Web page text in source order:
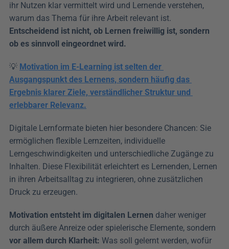
ihr Nutzen klar vermittelt wird und Lernende verstehen,
Entscheidend ist nicht, ob Lernen freiwillig ist, sondern
ob es sinnvoll eingeordnet wird.
💡 Motivation im E-Learning ist selten der
Ausgangspunkt des Lernens, sondern häufig das
Ergebnis klarer Ziele, verständlicher Struktur und
erlebbarer Relevanz.
Digitale Lernformate bieten hier besondere Chancen: Sie
ermöglichen flexible Lernzeiten, individuelle
Lerngeschwindigkeiten und unterschiedliche Zugänge zu
Inhalten. Diese Flexibilität erleichtert es Lernenden, Lernen
in ihren Arbeitsalltag zu integrieren, ohne zusätzlichen
Druck zu erzeugen.
Motivation entsteht im digitalen Lernen daher weniger
vor allem durch Klarheit: Was soll gelernt werden, wofür